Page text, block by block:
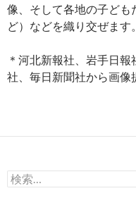
像、そして各地の子ども
ど）などを織り交ぜます。
＊河北新報社、岩手日
社、毎日新聞社から画像
検
索: